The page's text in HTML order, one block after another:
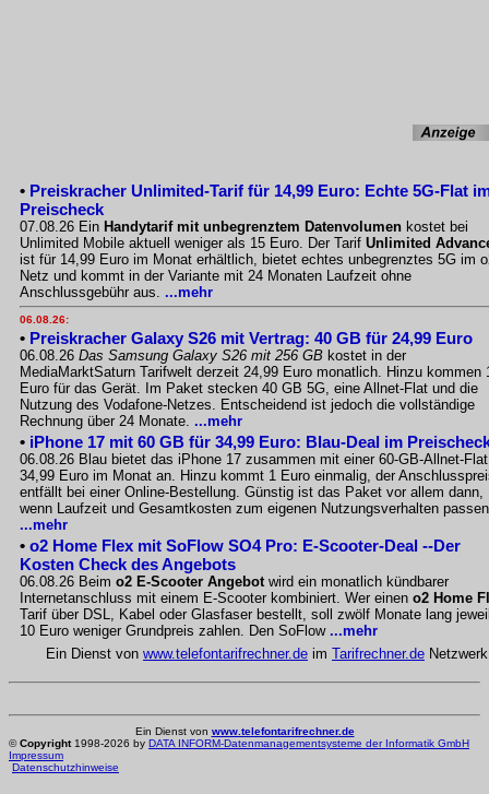
• Preiskracher Unlimited-Tarif für 14,99 Euro: Echte 5G-Flat
Preischeck
07.08.26 Ein Handytarif mit unbegrenztem Datenvolumen kostet bei
Unlimited Mobile aktuell weniger als 15 Euro. Der Tarif Unlimited
ist für 14,99 Euro im Monat erhältlich, bietet echtes unbegrenztes 5G im
Netz und kommt in der Variante mit 24 Monaten Laufzeit ohne
Anschlussgebühr aus. ...mehr
06.08.26:
• Preiskracher Galaxy S26 mit Vertrag: 40 GB für 24,99 Euro
06.08.26 Das Samsung Galaxy S26 mit 256 GB kostet in der
MediaMarktSaturn Tarifwelt derzeit 24,99 Euro monatlich. Hinzu kommen
Euro für das Gerät. Im Paket stecken 40 GB 5G, eine Allnet-Flat und die
Nutzung des Vodafone-Netzes. Entscheidend ist jedoch die vollständige
Rechnung über 24 Monate. ...mehr
• iPhone 17 mit 60 GB für 34,99 Euro: Blau-Deal im
06.08.26 Blau bietet das iPhone 17 zusammen mit einer 60-GB-Allnet-
34,99 Euro im Monat an. Hinzu kommt 1 Euro einmalig, der
entfällt bei einer Online-Bestellung. Günstig ist das Paket vor allem dann,
wenn Laufzeit und Gesamtkosten zum eigenen Nutzungsverhalten
...mehr
• o2 Home Flex mit SoFlow SO4 Pro: E-Scooter-Deal --Der
Kosten Check des Angebots
06.08.26 Beim o2 E-Scooter Angebotwird ein monatlich kündbarer
Internetanschluss mit einem E-Scooter kombiniert. Wer einen o2 Home
Tarif über DSL, Kabel oder Glasfaser bestellt, soll zwölf Monate lang
10 Euro weniger Grundpreis zahlen. Den SoFlow ...mehr
Ein Dienst von www.telefontarifrechner.de im Tarifrechner.de Netzwerk
Ein Dienst von www.telefontarifrechner.de
©Copyright1998-2026 by DATA INFORM-Datenmanagementsysteme der Informatik GmbH
Impressum
Datenschutzhinweise